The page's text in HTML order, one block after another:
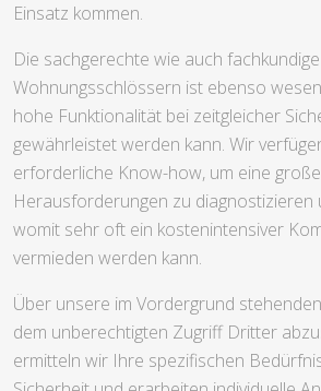
Einsatz kommen.
Die sachgerechte wie auch
Wohnungsschlössern ist ebenso
hohe Funktionalität bei zeitgleicher
gewährleistet werden kann. Wir
erforderliche Know-how, um eine
Herausforderungen zu diagnostizieren
womit sehr oft ein kostenintensiver
vermieden werden kann.
Über unsere im Vordergrund
dem unberechtigten Zugriff Dritter
ermitteln wir Ihre spezifischen